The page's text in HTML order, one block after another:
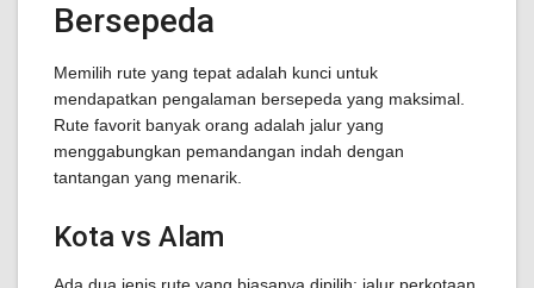
Bersepeda
Memilih rute yang tepat adalah kunci untuk
mendapatkan pengalaman bersepeda yang maksimal.
Rute favorit banyak orang adalah jalur yang
menggabungkan pemandangan indah dengan
tantangan yang menarik.
Kota vs Alam